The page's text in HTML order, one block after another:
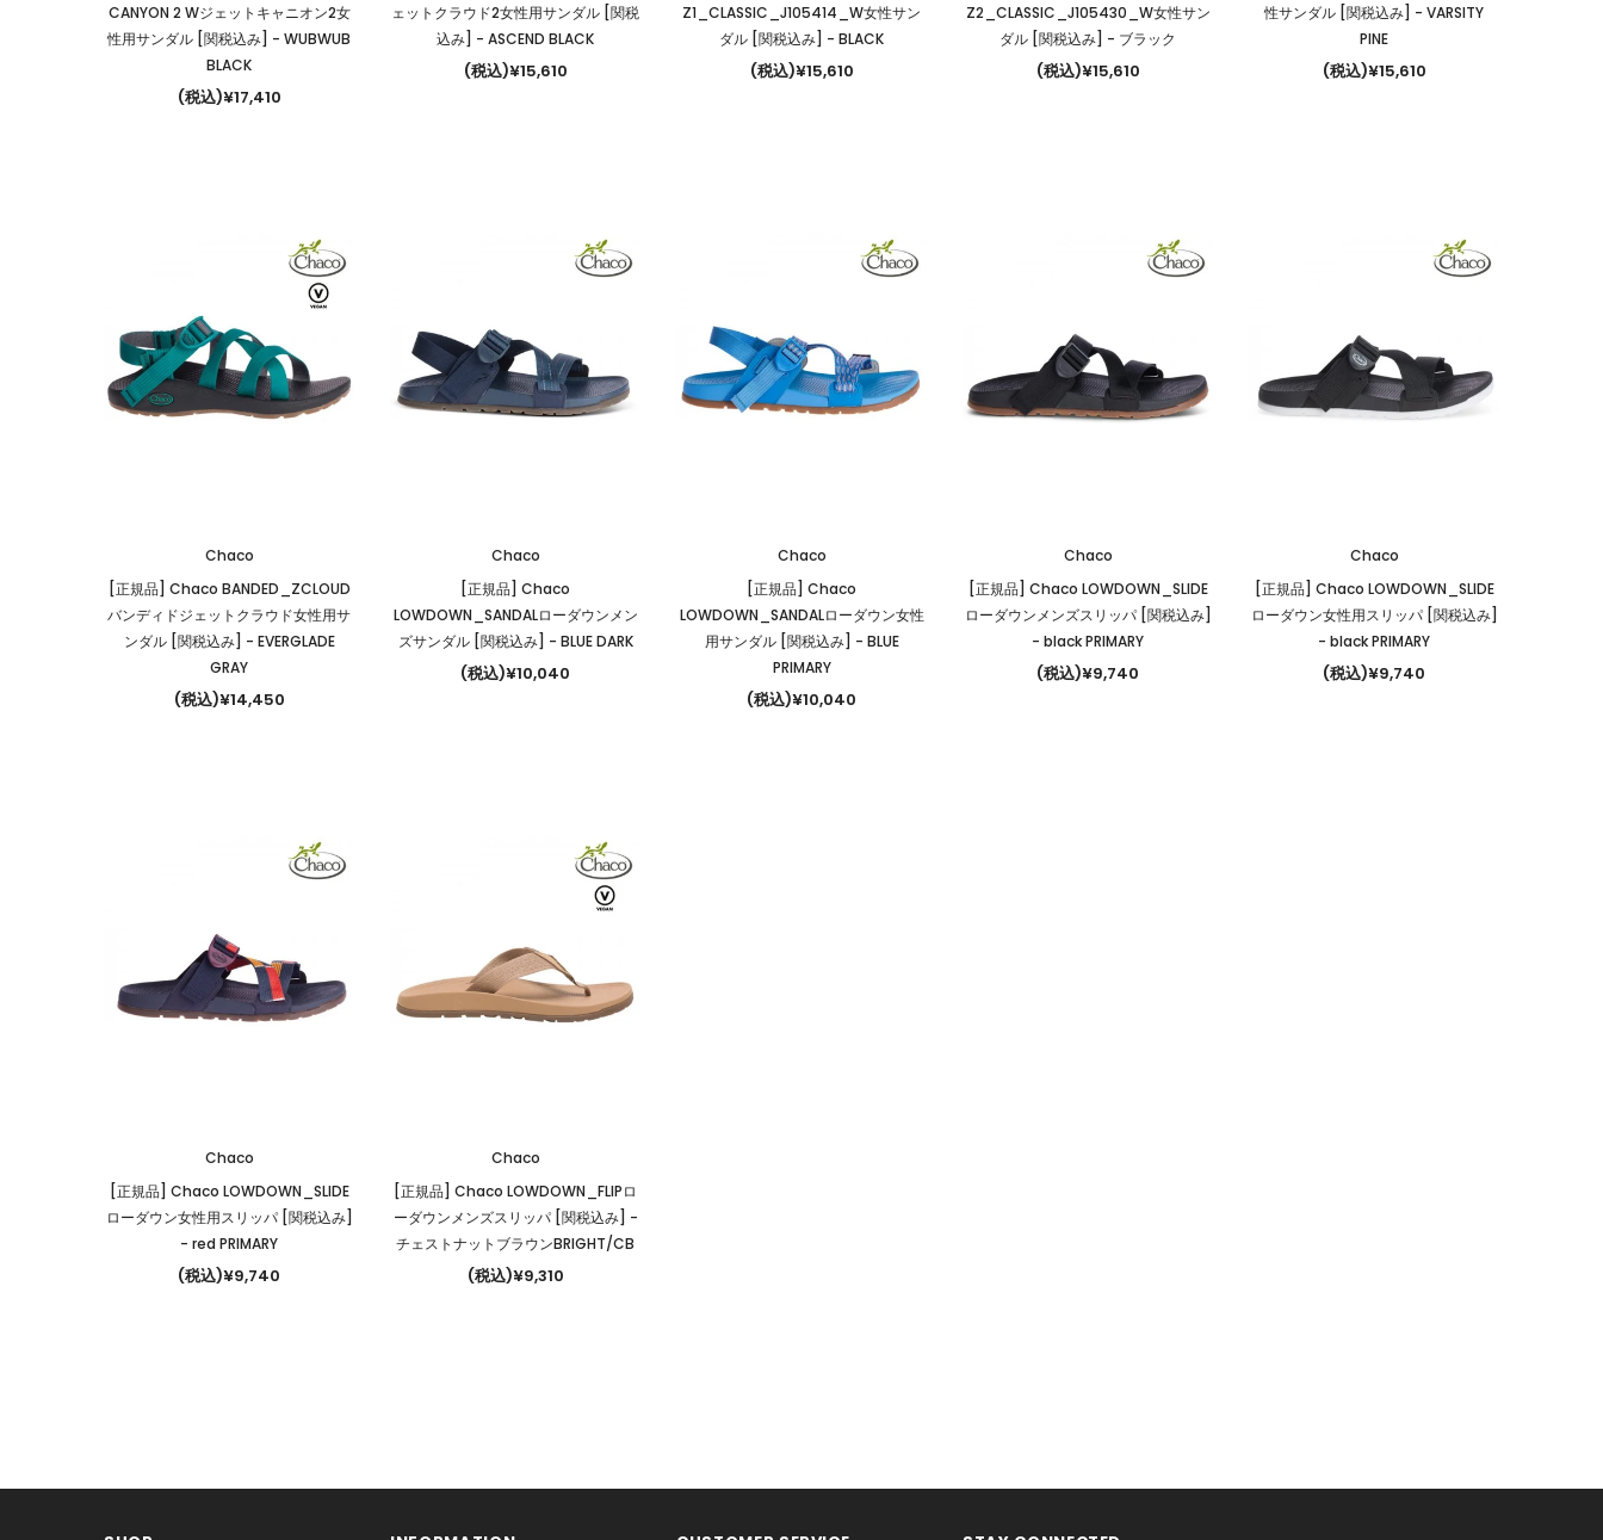
CANYON 2 Wジェットキャニオン2女
性用サンダル [関税込み] - WUBWUB
BLACK
(税込)¥17,410
ェットクラウド2女性用サンダル [関税
込み] - ASCEND BLACK
(税込)¥15,610
Z1_CLASSIC_J105414_W女性サン
ダル [関税込み] - BLACK
(税込)¥15,610
Z2_CLASSIC_J105430_W女性サン
ダル [関税込み] - ブラック
(税込)¥15,610
性サンダル [関税込み] - VARSITY
PINE
(税込)¥15,610
Chaco
[正規品] Chaco BANDED_ZCLOUD
バンディドジェットクラウド女性用サ
ンダル [関税込み] - EVERGLADE
GRAY
(税込)¥14,450
Chaco
[正規品] Chaco
LOWDOWN_SANDALローダウンメン
ズサンダル [関税込み] - BLUE DARK
(税込)¥10,040
Chaco
[正規品] Chaco
LOWDOWN_SANDALローダウン女性
用サンダル [関税込み] - BLUE
PRIMARY
(税込)¥10,040
Chaco
[正規品] Chaco LOWDOWN_SLIDE
ローダウンメンズスリッパ [関税込み]
- black PRIMARY
(税込)¥9,740
Chaco
[正規品] Chaco LOWDOWN_SLIDE
ローダウン女性用スリッパ [関税込み]
- black PRIMARY
(税込)¥9,740
Chaco
[正規品] Chaco LOWDOWN_SLIDE
ローダウン女性用スリッパ [関税込み]
- red PRIMARY
(税込)¥9,740
Chaco
[正規品] Chaco LOWDOWN_FLIPロ
ーダウンメンズスリッパ [関税込み] -
チェストナットブラウンBRIGHT/CB
(税込)¥9,310